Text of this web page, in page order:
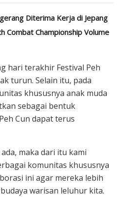
Diterima Kerja di Jepang
Combat Championship Volume
hari terakhir Festival Peh
turun. Selain itu, pada
khususnya anak muda
sebagai bentuk
Cun dapat terus
maka dari itu kami
komunitas khususnya
ini agar mereka lebih
warisan leluhur kita.